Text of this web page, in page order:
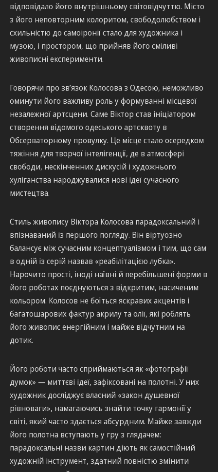
відповідало його внутрішньому світовідчуттю. Місто
з його неповторним колоритом, свободолюбством і
схильністю до самоіронії стало для художника і
музою, і простором, що прийняв його сміливі
живописні експерименти.
Говорячи про зв’язок Колосова з Одесою, неможливо
оминути його важливу роль у формуванні місцевої
незалежної артсцени. Саме Віктор став ініціатором
створення відомого одеського артсквоту в
Обсерваторному провулку. Це місце стало осередком
тяжіння для творчої інтелігенції, де в атмосфері
свободи, нескінченних дискусій і художнього
хуліганства народжувалися нові ідеї сучасного
мистецтва.
Стиль живопису Віктора Колосова парадоксальний і
впізнаваний із першого погляду. Він віртуозно
балансує між сучасним концептуалізмом і тим, що сам
в одній із серій назвав «реабілітацією лубка».
Нарочито прості, іноді наївні й перебільшені форми в
його роботах поєднуються з відкритим, насиченим
кольором. Колосов не боїться яскравих акцентів і
багатошарових фактур акрилу та олії, які роблять
його живопис енергійним і майже відчутним на
дотик.
Його роботи часто сприймаються як «фотографії
думок» — миттєві ідеї, зафіксовані на полотні. У них
художник досліджує власний «закон душевної
рівноваги», намагаючись знайти точку гармонії у
світі, який часто здається абсурдним. Майже завжди
його полотна вступають у гру з глядачем:
парадоксальні назви картин діють як самостійний
художній інструмент, здатний повністю змінити